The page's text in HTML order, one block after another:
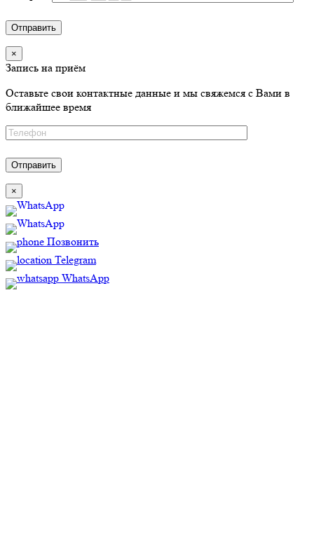
×
Запись на приём
Оставьте свои контактные данные и мы свяжемся с Вами в
ближайшее время
×
Позвонить
Telegram
WhatsApp